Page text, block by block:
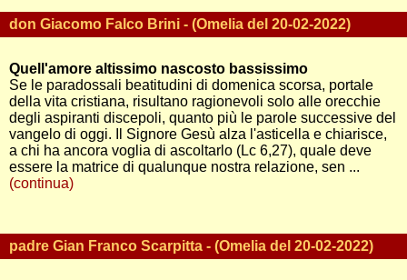
don Giacomo Falco Brini - (Omelia del 20-02-2022)
Quell'amore altissimo nascosto bassissimo
Se le paradossali beatitudini di domenica scorsa, portale
della vita cristiana, risultano ragionevoli solo alle orecchie
degli aspiranti discepoli, quanto più le parole successive del
vangelo di oggi. Il Signore Gesù alza l'asticella e chiarisce,
a chi ha ancora voglia di ascoltarlo (Lc 6,27), quale deve
essere la matrice di qualunque nostra relazione, sen ...
(continua)
padre Gian Franco Scarpitta - (Omelia del 20-02-2022)